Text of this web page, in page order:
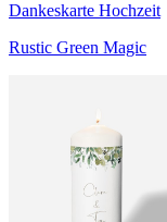
Dankeskarte Hochzeit
Rustic Green Magic